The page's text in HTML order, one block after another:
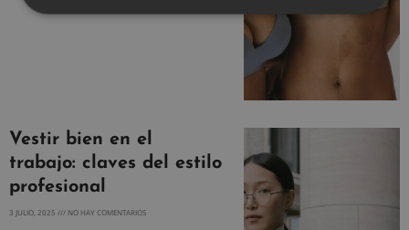
Vestir bien en el
trabajo: claves del estilo
profesional
3 JULIO, 2025 NO HAY COMENTARIOS